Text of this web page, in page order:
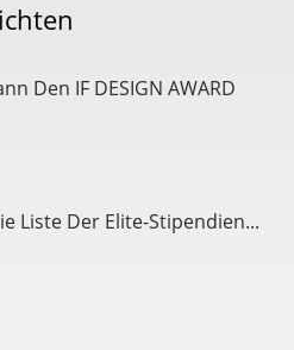
Den IF DESIGN AWARD
Liste Der Elite-Stipendien...